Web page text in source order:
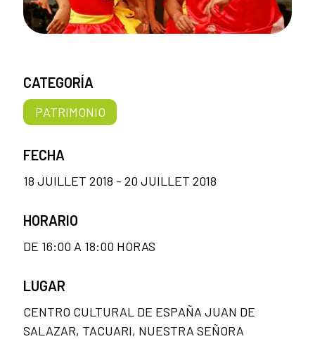
CATEGORÍA
PATRIMONIO
FECHA
18 JUILLET 2018 - 20 JUILLET 2018
HORARIO
DE 16:00 A 18:00 HORAS
LUGAR
CENTRO CULTURAL DE ESPAÑA JUAN DE
SALAZAR, TACUARI, NUESTRA SEÑORA